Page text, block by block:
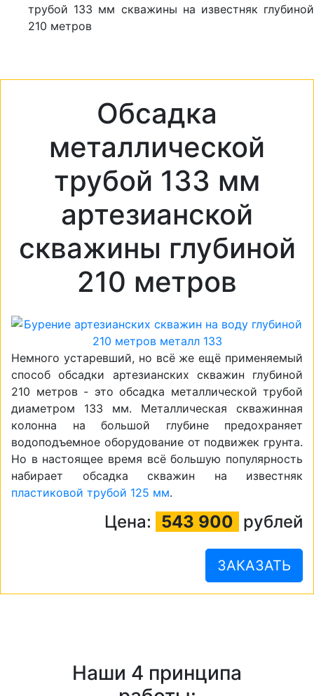
трубой 133 мм скважины на известняк глубиной
210 метров
Обсадка
металлической
трубой 133 мм
артезианской
скважины глубиной
210 метров
Немного устаревший, но всё же ещё применяемый
способ обсадки артезианских скважин глубиной
210 метров - это обсадка металлической трубой
диаметром 133 мм. Металлическая скважинная
колонна на большой глубине предохраняет
водоподъемное оборудование от подвижек грунта.
Но в настоящее время всё большую популярность
набирает обсадка скважин на известняк
пластиковой трубой 125 мм.
Цена: 543 900 рублей
ЗАКАЗАТЬ
Наши 4 принципа